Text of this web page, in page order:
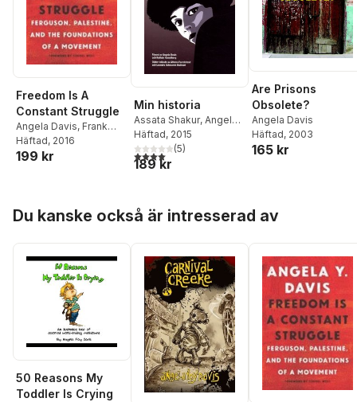
Freedom Is A
Constant Struggle
Angela Davis, Frank
Barat
Häftad, 2016
199 kr
Min historia
Assata Shakur, Angela
Davis
Häftad, 2015
4,0utav 5 stjärnor. Totalt antal röster:
(5)
189 kr
Are Prisons
Obsolete?
Angela Davis
Häftad, 2003
165 kr
Du kanske också är intresserad av
50 Reasons My
Toddler Is Crying